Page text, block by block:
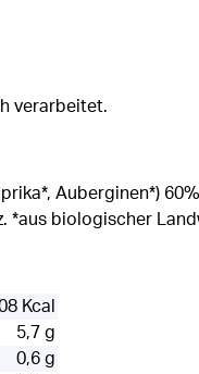
verarbeitet.
Auberginen*)
*aus biologischer
Kcal
5,7 g
0,6 g